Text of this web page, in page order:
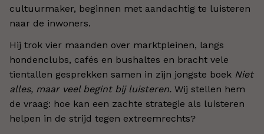
cultuurmaker, beginnen met aandachtig te luisteren
naar de inwoners.
Hij trok vier maanden over marktpleinen, langs
hondenclubs, cafés en bushaltes en bracht vele
tientallen gesprekken samen in zijn jongste boek Niet
alles, maar veel begint bij luisteren. Wij stellen hem
de vraag: hoe kan een zachte strategie als luisteren
helpen in de strijd tegen extreemrechts?